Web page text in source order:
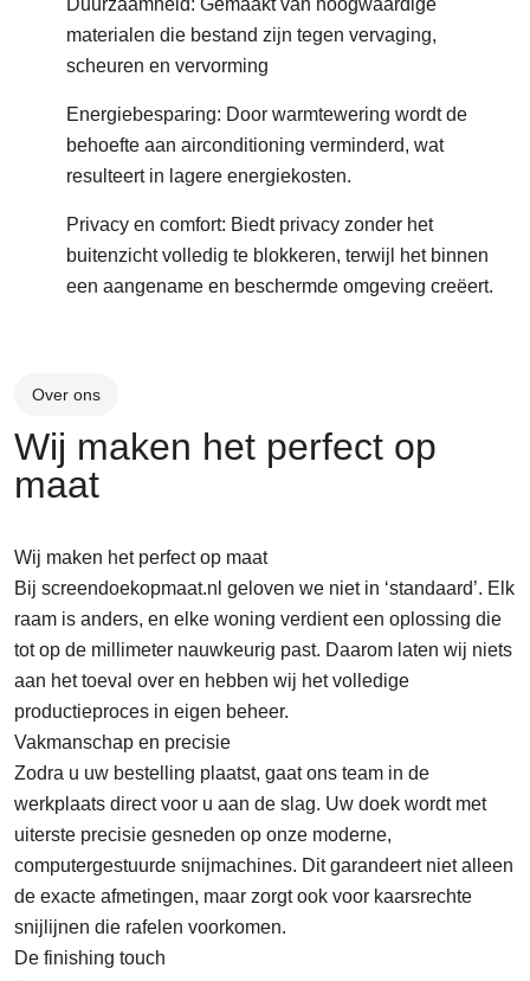
Duurzaamheid: Gemaakt van hoogwaardige
materialen die bestand zijn tegen vervaging,
scheuren en vervorming
Energiebesparing: Door warmtewering wordt de
behoefte aan airconditioning verminderd, wat
resulteert in lagere energiekosten.
Privacy en comfort: Biedt privacy zonder het
buitenzicht volledig te blokkeren, terwijl het binnen
een aangename en beschermde omgeving creëert.
Over ons
Wij maken het perfect op
maat
Wij maken het perfect op maat
Bij screendoekopmaat.nl geloven we niet in ‘standaard’. Elk
raam is anders, en elke woning verdient een oplossing die
tot op de millimeter nauwkeurig past. Daarom laten wij niets
aan het toeval over en hebben wij het volledige
productieproces in eigen beheer.
Vakmanschap en precisie
Zodra u uw bestelling plaatst, gaat ons team in de
werkplaats direct voor u aan de slag. Uw doek wordt met
uiterste precisie gesneden op onze moderne,
computergestuurde snijmachines. Dit garandeert niet alleen
de exacte afmetingen, maar zorgt ook voor kaarsrechte
snijlijnen die rafelen voorkomen.
De finishing touch